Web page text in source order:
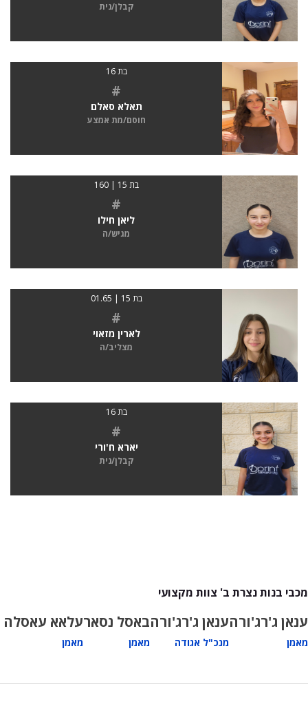
קבלן/נית
בת 16
#
תאלא סאלם
חוסם/מת אמצע
בת 15 | 160
#
ליאן חילו
מגיש/ה
בת 15 | 01.65
#
לארין מזאוי
מצליב/ה
בת 16
#
יארא ח'ורי
קבלן/נית
מכבי בנות נצרת ב' צוות מקצועי
ענאן ג'רג'ורה
מאמן
ענאן ג'רג'ורה
מנכ"ל אגודה
באסל נסאר
מאמן
עלאא עאסלה
מאמן